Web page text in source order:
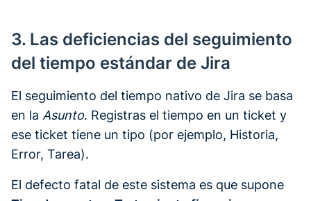
3. Las deficiencias del seguimiento
del tiempo estándar de Jira
El seguimiento del tiempo nativo de Jira se basa
en la Asunto. Registras el tiempo en un ticket y
ese ticket tiene un tipo (por ejemplo, Historia,
Error, Tarea).
El defecto fatal de este sistema es que supone